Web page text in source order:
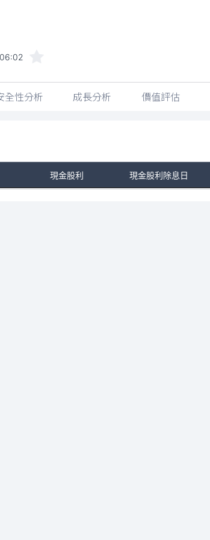
全性分析 成長分析 價值評估
現金股利 現金股利除息日